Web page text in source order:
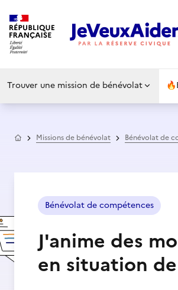
Trouver une mission de bénévolat 🔥
AccueilMissions de bénévolat Bénévolat de
Bénévolat de compétences
J'anime des
en situation